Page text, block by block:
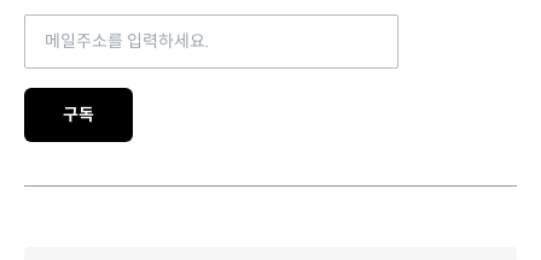
Email address
구독